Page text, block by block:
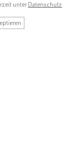
unterDatenschutz